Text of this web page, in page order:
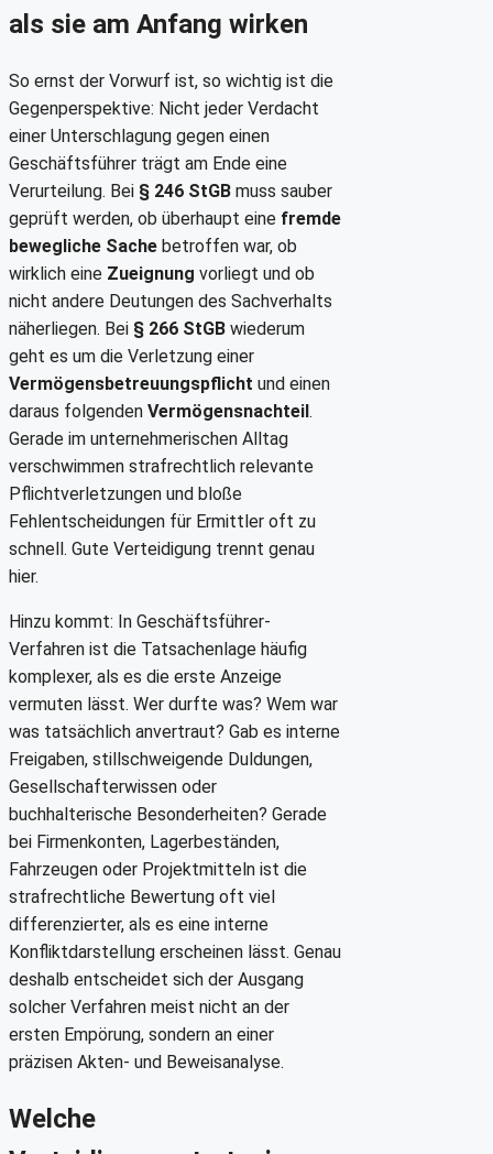
als sie am Anfang wirken
So ernst der Vorwurf ist, so wichtig ist die
Gegenperspektive: Nicht jeder Verdacht
einer Unterschlagung gegen einen
Geschäftsführer trägt am Ende eine
Verurteilung. Bei § 246 StGB muss sauber
geprüft werden, ob überhaupt eine fremde
bewegliche Sache betroffen war, ob
wirklich eine Zueignung vorliegt und ob
nicht andere Deutungen des Sachverhalts
näherliegen. Bei § 266 StGB wiederum
geht es um die Verletzung einer
Vermögensbetreuungspflicht und einen
daraus folgenden Vermögensnachteil.
Gerade im unternehmerischen Alltag
verschwimmen strafrechtlich relevante
Pflichtverletzungen und bloße
Fehlentscheidungen für Ermittler oft zu
schnell. Gute Verteidigung trennt genau
hier.
Hinzu kommt: In Geschäftsführer-
Verfahren ist die Tatsachenlage häufig
komplexer, als es die erste Anzeige
vermuten lässt. Wer durfte was? Wem war
was tatsächlich anvertraut? Gab es interne
Freigaben, stillschweigende Duldungen,
Gesellschafterwissen oder
buchhalterische Besonderheiten? Gerade
bei Firmenkonten, Lagerbeständen,
Fahrzeugen oder Projektmitteln ist die
strafrechtliche Bewertung oft viel
differenzierter, als es eine interne
Konfliktdarstellung erscheinen lässt. Genau
deshalb entscheidet sich der Ausgang
solcher Verfahren meist nicht an der
ersten Empörung, sondern an einer
präzisen Akten- und Beweisanalyse.
Welche